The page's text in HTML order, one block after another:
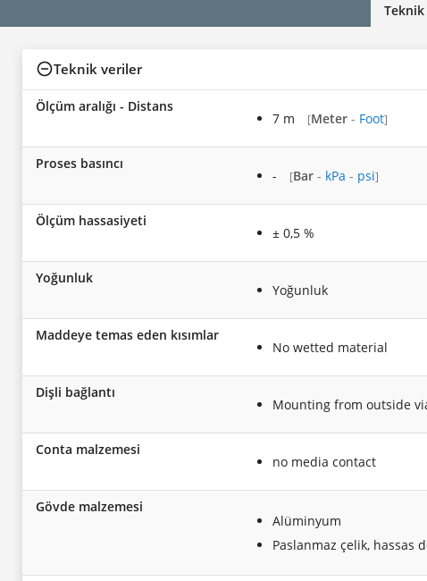
Teknik veriler
Ölçüm aralığı - Distans
7 m [Meter- Foot]
Proses basıncı
- [Bar- kPa - psi]
Ölçüm hassasiyeti
± 0,5 %
Yoğunluk
Yoğunluk
Maddeye temas eden kısımlar
No wetted material
Dişli bağlantı
Mounting from outside
Conta malzemesi
no media contact
Gövde malzemesi
Alüminyum
Paslanmaz çelik, hassas